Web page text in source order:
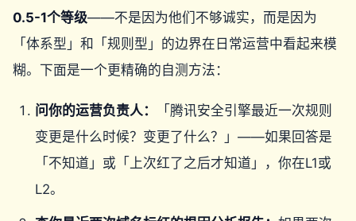
0.5-1个等级——不是因为他们不够诚实，而是因为
「体系型」和「规则型」的边界在日常运营中看起来模
糊。下面是一个更精确的自测方法：
问你的运营负责人：
「腾讯安全引擎最近一次规则
变更是什么时候？变更了什么？」——如果回答是
「不知道」或「上次红了之后才知道」，你在L1或
L2。